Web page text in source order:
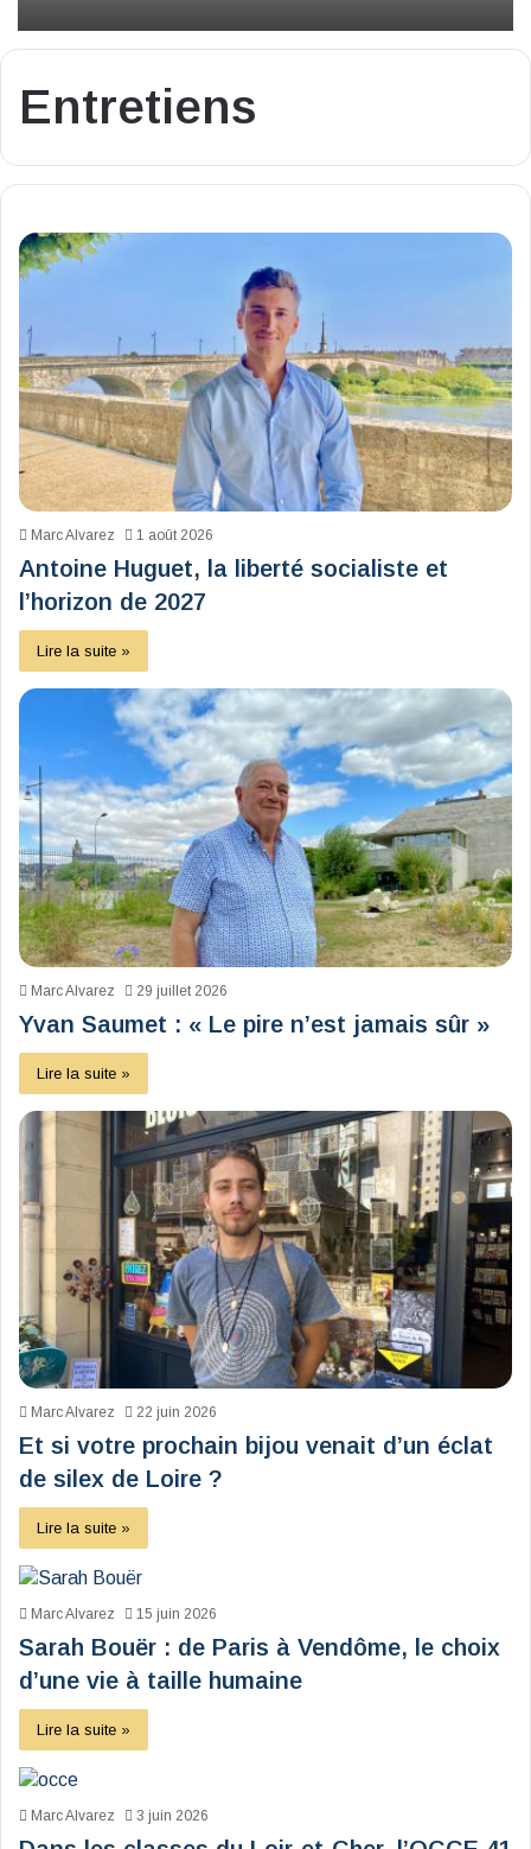
Entretiens
Marc Alvarez 1 août 2026
Antoine Huguet, la liberté socialiste et
l’horizon de 2027
Lire la suite »
Marc Alvarez 29 juillet 2026
Yvan Saumet : « Le pire n’est jamais sûr »
Lire la suite »
Marc Alvarez 22 juin 2026
Et si votre prochain bijou venait d’un éclat
de silex de Loire ?
Lire la suite »
Marc Alvarez 15 juin 2026
Sarah Bouër : de Paris à Vendôme, le choix
d’une vie à taille humaine
Lire la suite »
Marc Alvarez 3 juin 2026